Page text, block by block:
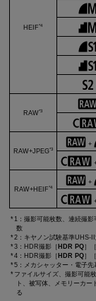
HEIF*4
RAW*3
RAW+JPEG*3
+
RAW+HEIF*4
+
1：撮影可能枚数、連続撮
数
2：キヤノン試験基準UHS-
3：HDR撮影［ HDR PQ ］［
4：HDR撮影［ HDR PQ ］
5：メカシャッター・電子
ファイルサイズ、撮影可能
ト、被写体、メモリーカ
る